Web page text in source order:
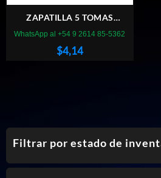
Filtrar por estado de
ZAPATILLA 5 TOMAS
BINORMA 1.5M
$4,14
WhatsApp al +54 9 2614 85-5362